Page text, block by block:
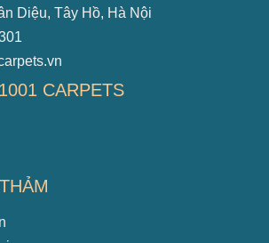
Diệu, Tây Hồ, Hà Nội
CARPETS